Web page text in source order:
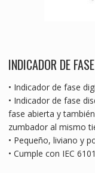
INDICADOR DE FASE
• Indicador de fase
• Indicador de fase
fase abierta y
zumbador al mismo
• Pequeño, liviano y
• Cumple con IEC